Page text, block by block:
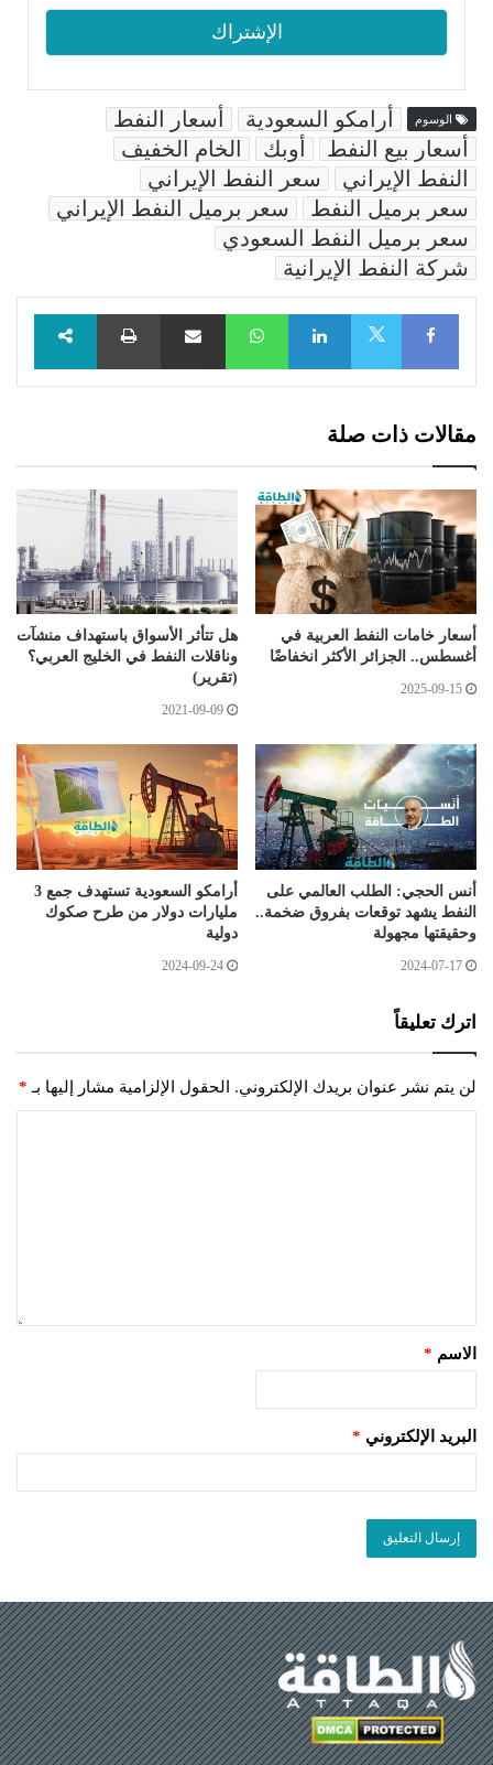
الوسوم أرامكو السعودية
أسعار النفط
أسعار بيع النفط
أوبك
الخام الخفيف
النفط الإيراني
سعر النفط الإيراني
سعر برميل النفط
سعر برميل النفط الإيراني
سعر برميل النفط السعودي
شركة النفط الإيرانية
Facebook
LinkedIn
WhatsAppمشاركة عبر البريد طباعة
مقالات ذات صلة
أسعار خامات النفط العربية في
أغسطس.. الجزائر الأكثر انخفاضًا
2025-09-15
هل تتأثر الأسواق باستهداف منشآت
وناقلات النفط في الخليج العربي؟
(تقرير)
2021-09-09
أنس الحجي: الطلب العالمي على
النفط يشهد توقعات بفروق ضخمة..
وحقيقتها مجهولة
2024-07-17
أرامكو السعودية تستهدف جمع 3
مليارات دولار من طرح صكوك
دولية
2024-09-24
اترك تعليقاً
لن يتم نشر عنوان بريدك الإلكتروني. الحقول الإلزامية مشار إليها بـ *
الاسم *
البريد الإلكتروني *